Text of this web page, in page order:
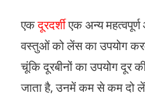
एकदूरदर्शीएक अन्य
वस्तुओं को लेंस का उपयोग
चूंकि दूरबीनों का उपयोग दूर
जाता है, उनमें कम से कम दो